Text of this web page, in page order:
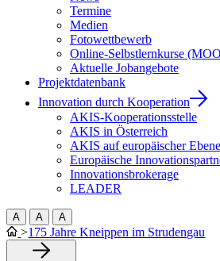
Termine
Medien
Fotowettbewerb
Online-Selbstlernkurse
Aktuelle Jobangebote
Projektdatenbank
Innovation durch Kooperation
AKIS-Kooperationsstelle
AKIS in Österreich
AKIS auf europäischer Ebene
Europäische
Innovationsbrokerage
LEADER
A A A
>175 Jahre Kneippen im Strudengau